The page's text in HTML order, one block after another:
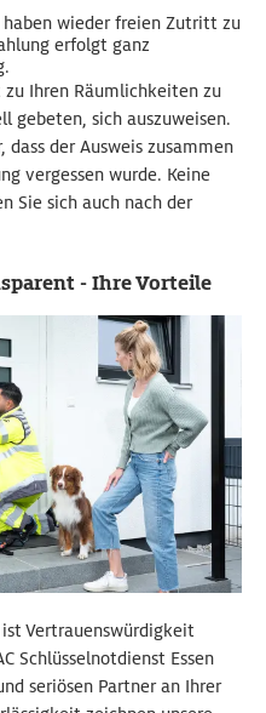
wieder freien Zutritt zu
erfolgt ganz
Ihren Räumlichkeiten zu
gebeten, sich auszuweisen.
der Ausweis zusammen
vergessen wurde. Keine
Sie sich auch nach der
- Ihre Vorteile
Vertrauenswürdigkeit
Schlüsselnotdienst Essen
seriösen Partner an Ihrer